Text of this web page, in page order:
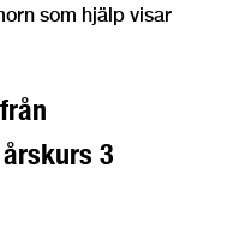
som hjälp visar
3